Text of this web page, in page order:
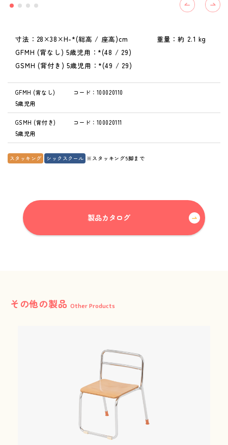
Peace of mind and safety, until now and more.
カタログ
寸法：28×38×H-*(総高 / 座高)cm 重量：約 2.1 kg
GFMH (背なし) 5歳児用：*(48 / 29)
GSMH (背付き) 5歳児用：*(49 / 29)
GFMH (背なし)
5歳児用
コード：100020110
GSMH (背付き)
5歳児用
コード：100020111
スタッキング シックスクール ※スタッキング5脚まで
製品カタログ
その他の製品 Other Products